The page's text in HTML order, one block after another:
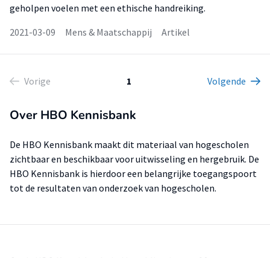
geholpen voelen met een ethische handreiking.
2021-03-09
Mens & Maatschappij Artikel
Vorige 1 Volgende
Over HBO Kennisbank
De HBO Kennisbank maakt dit materiaal van hogescholen
zichtbaar en beschikbaar voor uitwisseling en hergebruik. De
HBO Kennisbank is hierdoor een belangrijke toegangspoort
tot de resultaten van onderzoek van hogescholen.